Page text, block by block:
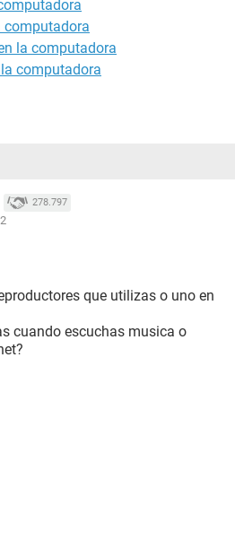
computadora
la computadora
computadora
278.797
que utilizas o uno en
cuando escuchas musica o